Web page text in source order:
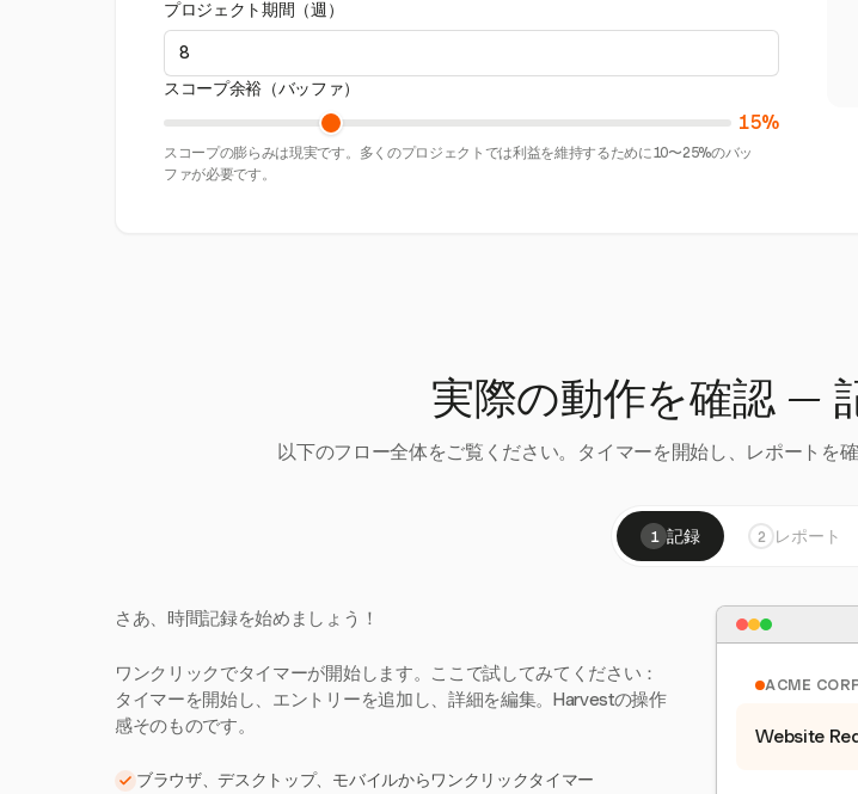
プロジェクト期間（週）
スコープ余裕（バッファ）
15%
スコープの膨らみは現実です。多くのプロジェクトでは利益を維持するために10〜25%のバッ
ファが必要です。
実際の動作を確認 —
以下のフロー全体をご覧ください。タイマーを開始し、レポートを
1 記録 2 レポート
さあ、時間記録を始めましょう！
ワンクリックでタイマーが開始します。ここで試してみてください：
タイマーを開始し、エントリーを追加し、詳細を編集。Harvestの操作
感そのものです。
ブラウザ、デスクトップ、モバイルからワンクリックタイマー
ACME
Website